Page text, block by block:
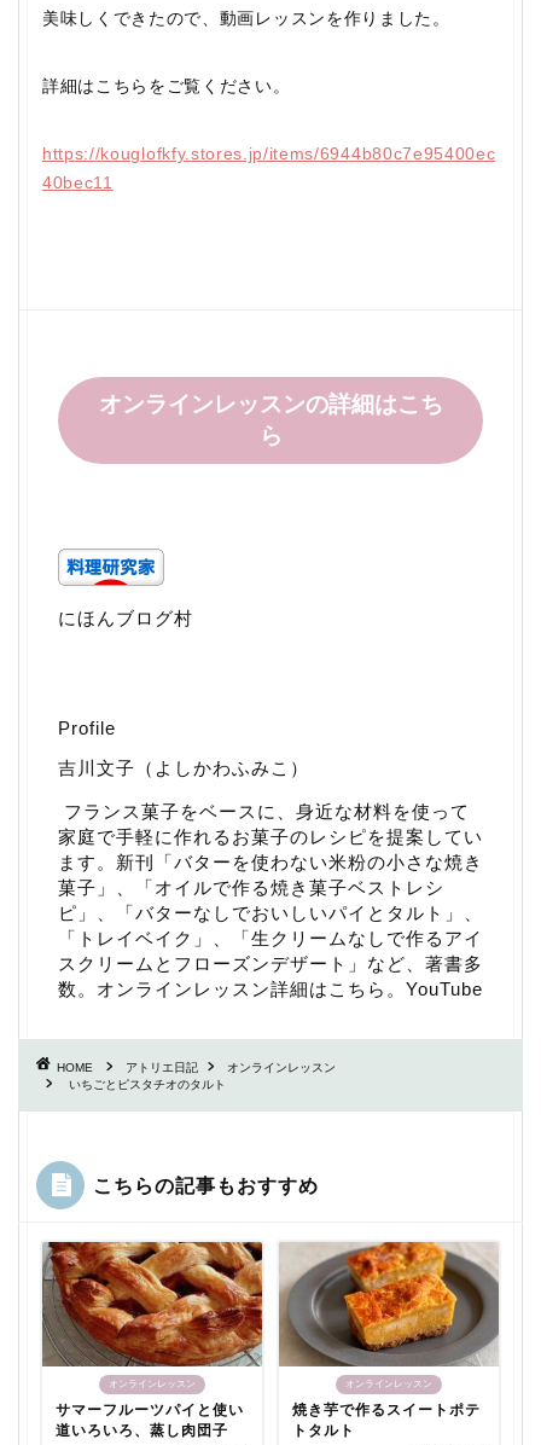
美味しくできたので、動画レッスンを作りました。
詳細はこちらをご覧ください。
https://kouglofkfy.stores.jp/items/6944b80c7e95400ec
40bec11
オンラインレッスンの詳細はこち
ら
にほんブログ村
Profile
吉川文子（よしかわふみこ）
フランス菓子をベースに、身近な材料を使って
家庭で手軽に作れるお菓子のレシピを提案してい
ます。新刊「バターを使わない米粉の小さな焼き
菓子 」、「オイルで作る焼き菓子ベストレシ
ピ 」、「バターなしでおいしいパイとタルト 」、
「 トレイベイク 」、「生クリームなしで作るアイ
スクリームとフローズンデザート 」など、著書多
数。 オンラインレッスン詳細はこちら 。 YouTube
HOME アトリエ日記
オンラインレッスン
いちごとピスタチオのタルト
こちらの記事もおすすめ
オンラインレッスン
サマーフルーツパイと使い
道いろいろ、蒸し肉団子
オンラインレッスン
焼き芋で作るスイートポテ
トタルト